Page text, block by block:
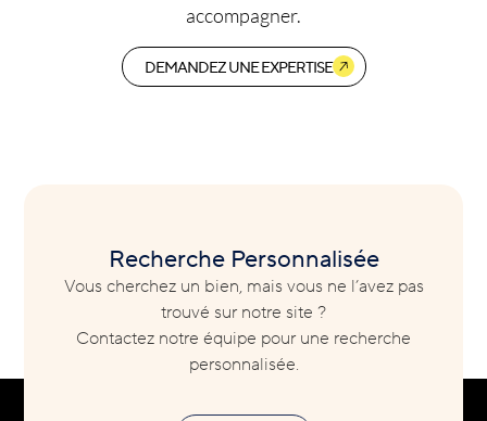
accompagner.
DEMANDEZ UNE EXPERTISE
Recherche Personnalisée
Vous cherchez un bien, mais vous ne l’avez pas
trouvé sur notre site ?
Contactez notre équipe pour une recherche
personnalisée.